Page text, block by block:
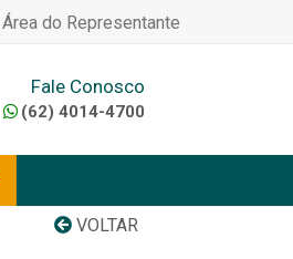
Área do Representante
Fale Conosco
(62) 4014-4700
VOLTAR